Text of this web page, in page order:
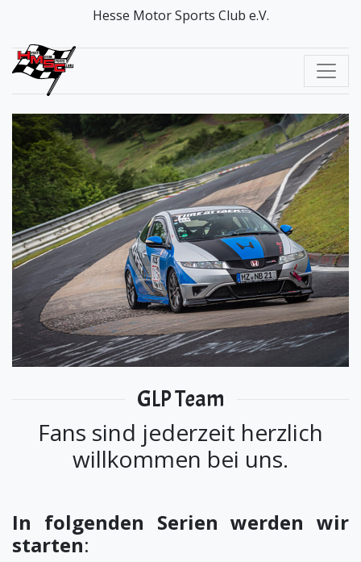
Hesse Motor Sports Club e.V.
GLP Team
Fans sind jederzeit herzlich
willkommen bei uns.
In folgenden Serien werden wir
starten: